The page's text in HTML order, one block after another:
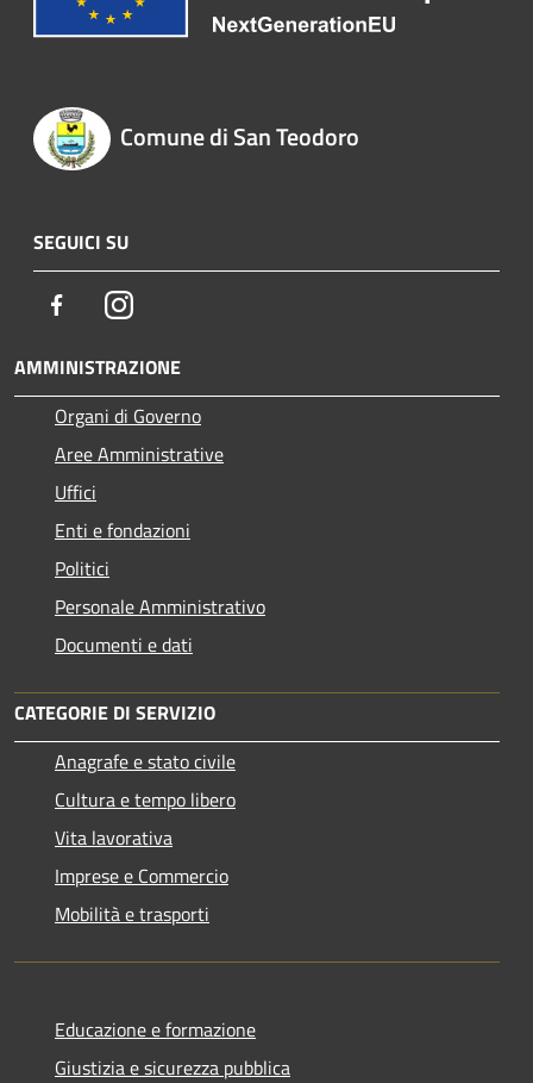
Comune di San Teodoro
SEGUICI SU
FacebookInstagram
AMMINISTRAZIONE
Organi di Governo
Aree Amministrative
Uffici
Enti e fondazioni
Politici
Personale Amministrativo
Documenti e dati
CATEGORIE DI SERVIZIO
Anagrafe e stato civile
Cultura e tempo libero
Vita lavorativa
Imprese e Commercio
Mobilità e trasporti
Educazione e formazione
Giustizia e sicurezza pubblica